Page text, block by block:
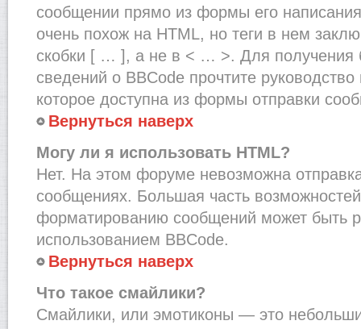
сообщении прямо из формы его
очень похож на HTML, но теги в нем
скобки [ … ], а не в < … >. Для получения
сведений о BBCode прочтите
которое доступна из формы отправки
Вернуться наверх
Могу ли я использовать HTML?
Нет. На этом форуме невозможна
сообщениях. Большая часть
форматированию сообщений может быть
использованием BBCode.
Вернуться наверх
Что такое смайлики?
Смайлики, или эмотиконы — это